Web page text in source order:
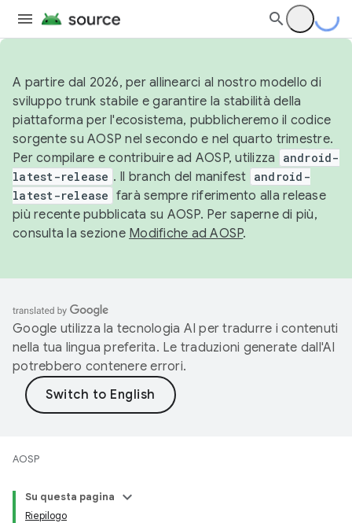
A partire dal 2026, per allinearci al nostro modello di
sviluppo trunk stabile e garantire la stabilità della
piattaforma per l'ecosistema, pubblicheremo il codice
sorgente su AOSP nel secondo e nel quarto trimestre.
Per compilare e contribuire ad AOSP, utilizza
android-
latest-release . Il branch del manifest android-
latest-release farà sempre riferimento alla release
più recente pubblicata su AOSP. Per saperne di più,
consulta la sezione Modifiche ad AOSP.
Google utilizza la tecnologia AI per tradurre i contenuti
nella tua lingua preferita. Le traduzioni generate dall'AI
potrebbero contenere errori.
AOSP
Su questa pagina
Riepilogo